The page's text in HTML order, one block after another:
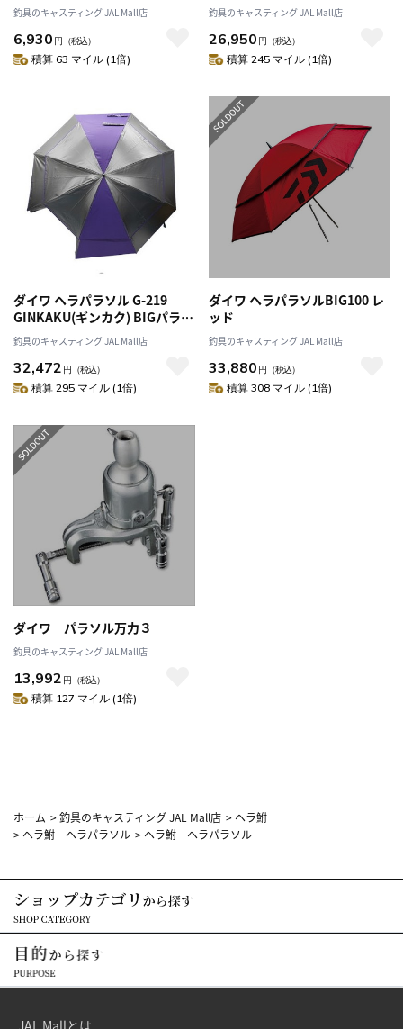
釣具のキャスティング JAL Mall店
6,930 円 （税込）
積算 63 マイル (1倍)
釣具のキャスティング JAL Mall店
26,950 円 （税込）
積算 245 マイル (1倍)
ダイワ ヘラパラソル G-219
GINKAKU(ギンカク) BIGパラソ
ル100 ダークグレー
釣具のキャスティング JAL Mall店
32,472 円 （税込）
積算 295 マイル (1倍)
ダイワ ヘラパラソルBIG100 レ
ッド
釣具のキャスティング JAL Mall店
33,880 円 （税込）
積算 308 マイル (1倍)
ダイワ パラソル万力３
釣具のキャスティング JAL Mall店
13,992 円 （税込）
積算 127 マイル (1倍)
ホーム >釣具のキャスティング JAL Mall店 > ヘラ鮒
> ヘラ鮒 ヘラパラソル > ヘラ鮒 ヘラパラソル
JAL Mallとは